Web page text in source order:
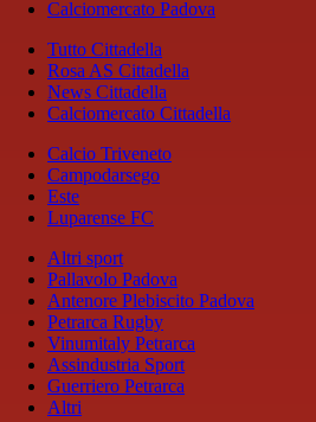
Calciomercato Padova
Tutto Cittadella
Rosa AS Cittadella
News Cittadella
Calciomercato Cittadella
Calcio Triveneto
Campodarsego
Este
Luparense FC
Altri sport
Pallavolo Padova
Antenore Plebiscito Padova
Petrarca Rugby
Vinumitaly Petrarca
Assindustria Sport
Guerriero Petrarca
Altri